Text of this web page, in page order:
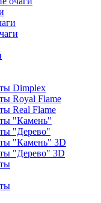
Dimplex
Royal Flame
Real Flame
"Камень"
"Дерево"
"Камень" 3D
"Дерево" 3D